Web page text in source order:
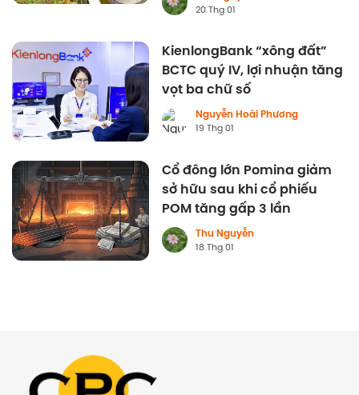
20 Thg 01
KienlongBank “xông đất”
BCTC quý IV, lợi nhuận tăng
vọt ba chữ số
Nguyễn Hoài Phương
19 Thg 01
Cổ đông lớn Pomina giảm
sở hữu sau khi cổ phiếu
POM tăng gấp 3 lần
Thu Nguyễn
18 Thg 01